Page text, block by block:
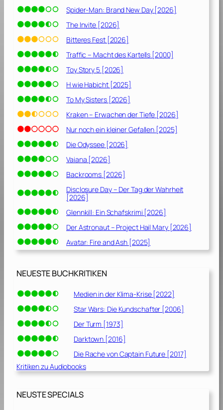
Spider-Man: Brand New Day [2026]
The Invite [2026]
Bitteres Fest [2026]
Traffic – Macht des Kartells [2000]
Toy Story 5 [2026]
H wie Habicht [2025]
To My Sisters [2026]
Kraken – Erwachen der Tiefe [2026]
Nur noch ein kleiner Gefallen [2025]
Die Odyssee [2026]
Vaiana [2026]
Backrooms [2026]
Disclosure Day – Der Tag der Wahrheit
[2026]
Glennkill: Ein Schafskrimi [2026]
Der Astronaut – Project Hail Mary [2026]
Avatar: Fire and Ash [2025]
NEUESTE BUCHKRITIKEN
Medien in der Klima-Krise [2022]
Star Wars: Die Kundschafter [2006]
Der Turm [1973]
Darktown [2016]
Die Rache von Captain Future [2017]
Kritiken zu Audiobooks
NEUSTE SPECIALS